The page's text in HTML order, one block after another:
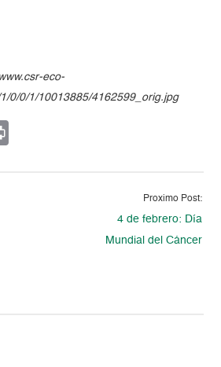
eco-
0/0/1/10013885/4162599_orig.jpg
Proximo Post:
4 de febrero: Día
Mundial del Cáncer